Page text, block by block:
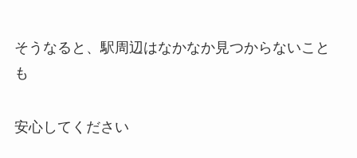
そうなると、駅周辺はなかなか見つからないこと
も
安心してください